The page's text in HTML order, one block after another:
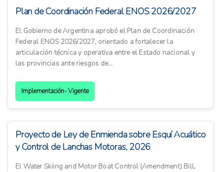
Plan de Coordinación Federal ENOS 2026/2027
El Gobierno de Argentina aprobó el Plan de Coordinación
Federal ENOS 2026/2027, orientado a fortalecer la
articulación técnica y operativa entre el Estado nacional y
las provincias ante riesgos de...
Implementación- Vigente
Proyecto de Ley de Enmienda sobre Esquí Acuático
y Control de Lanchas Motoras, 2026
El Water Skiing and Motor Boat Control (Amendment) Bill,